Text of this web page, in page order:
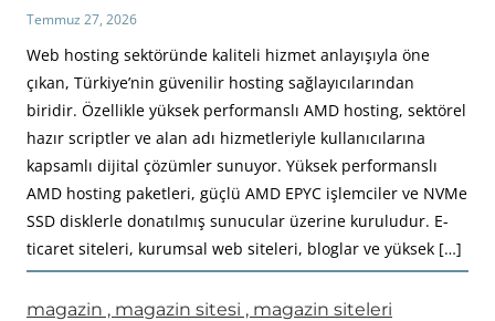
Temmuz 27, 2026
Web hosting sektöründe kaliteli hizmet anlayışıyla öne
çıkan, Türkiye’nin güvenilir hosting sağlayıcılarından
biridir. Özellikle yüksek performanslı AMD hosting, sektörel
hazır scriptler ve alan adı hizmetleriyle kullanıcılarına
kapsamlı dijital çözümler sunuyor. Yüksek performanslı
AMD hosting paketleri, güçlü AMD EPYC işlemciler ve NVMe
SSD disklerle donatılmış sunucular üzerine kuruludur. E-
ticaret siteleri, kurumsal web siteleri, bloglar ve yüksek […]
magazin , magazin sitesi , magazin siteleri